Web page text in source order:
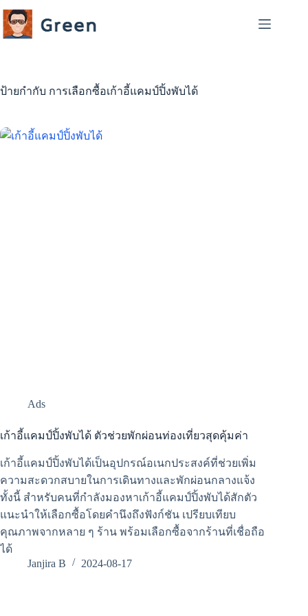
to
content
ป้ายกำกับ การเลือกซื้อเก้าอี้แคมป์ปิ้งพับได้
Ads
เก้าอี้แคมป์ปิ้งพับได้ ตัวช่วยพักผ่อนท่องเที่ยวสุดคุ้มค่า
เก้าอี้แคมป์ปิ้งพับได้เป็นอุปกรณ์อเนกประสงค์ที่ช่วยเพิ่ม
ความสะดวกสบายในการเดินทางและพักผ่อนกลางแจ้ง
ทั้งนี้ สำหรับคนที่กำลังมองหาเก้าอี้แคมป์ปิ้งพับได้สักตัว
แนะนำให้เลือกซื้อโดยคำนึงถึงฟังก์ชัน เปรียบเทียบ
คุณภาพจากหลาย ๆ ร้าน พร้อมเลือกซื้อจากร้านที่เชื่อถือ
ได้
Janjira B
2024-08-17